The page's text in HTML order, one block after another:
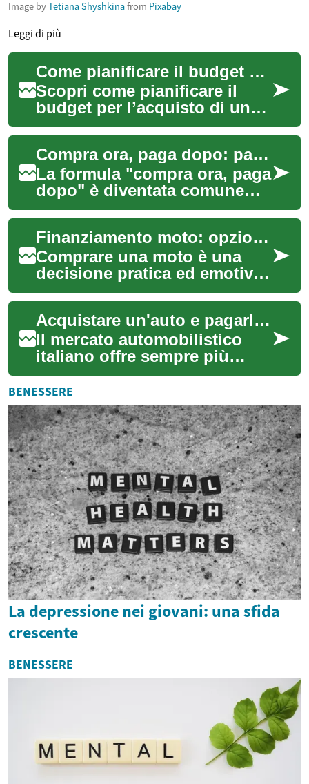
Image byTetiana Shyshkinafrom Pixabay
Leggi di più
Come pianificare il budget per un nuovo smartphone con pagamenti a rate
Scopri come pianificare il
budget per l’acquisto di un
nuovo smartphone con
pagamenti a rate, valutando
opzioni di fi...
Compra ora, paga dopo: pagamenti a rate per telefoni cellulari
La formula "compra ora, paga
dopo" è diventata comune
per gli acquisti di beni
elettronici, in particolare per
l'acqu...
Finanziamento moto: opzioni, costi e pagamenti mensili
Comprare una moto è una
decisione pratica ed emotiva:
oltre alla scelta del modello, è
importante valutare come
soste...
Acquistare un'auto e pagarla in seguito: Opzioni di finanziamento flessibili
Il mercato automobilistico
italiano offre sempre più
soluzioni per rendere
l'acquisto di un veicolo più
accessibile, ...
BENESSERE
La depressione nei giovani: una sfida
crescente
BENESSERE